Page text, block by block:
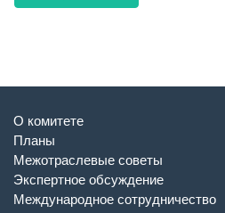
О комитете
Планы
Межотраслевые советы
Экспертное обсуждение
Международное сотрудничество